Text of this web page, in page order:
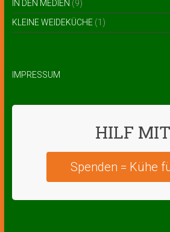
IN DEN MEDIEN (9)
KLEINE WEIDEKÜCHE(1)
IMPRESSUM
HILF
Spenden = Kühe